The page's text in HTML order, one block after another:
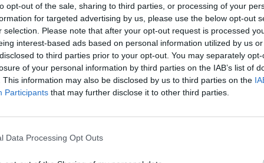
opt-out of the sale, sharing to third parties, or processing of your
for targeted advertising by us, please use the below opt-out
selection. Please note that after your opt-out request is processed
interest-based ads based on personal information utilized by us
to third parties prior to your opt-out. You may separately
of your personal information by third parties on the IAB’s list of
This information may also be disclosed by us to third parties on the
Participants that may further disclose it to other third parties.
Data Processing Opt Outs
žiaurumas:
Medininkų
posto didvyrių
(12)
2026-07-31
metės Anastasijos
laidotuvių – širdį
mamos laiškas dukrai
Gyvenimo būdas 2026-